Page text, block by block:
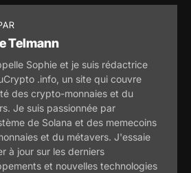
Telmann
Sophie et je suis rédactrice
.info, un site qui couvre
des crypto-monnaies et du
Je suis passionnée par
de Solana et des memecoins
et du métavers. J'essaie
à jour sur les derniers
et nouvelles technologies